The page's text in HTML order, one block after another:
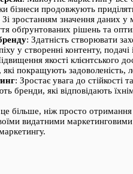
бізнеси продовжують
Зі зростанням значення даних у
обґрунтованих рішень та
: Здатність створювати
у створенні контенту,
якості клієнтського
покращують задоволеність,
: Зростає увага до стійкості
бренди, які відповідають
більше, ніж просто
видатними